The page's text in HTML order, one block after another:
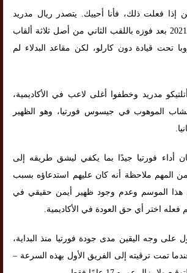
إذا فعلت ذلك، فأنا أحييك. يتصدر ريال مدريد
صدارة العالم في 2021/22 بعد فوزه باللقب الثاني من أصل ثلاثة ألقاب
تحت قيادة دون كارلو، لكن مقاعد البدلاء لم
مدريد وخطفوا أغلى لاعب في الأكاديمية،
الموهوب في جيسوس فورتيا، وهو الظهير
كان أداء فورتيا جيدًا بما يكفي ليشق طريقه إلى
من المهم ملاحظة أنه كان عليهم استدعاؤه بسبب
هذا الموسم وعدم وجود ظهير أيمن حقيقي في
فعله اختر أي حق العودة في الأكاديمية.
على وجه اليقين مدى جودة فورتيا منذ البداية،
تمت ترقيته إلى الفريق الأول بهذه السرعة –